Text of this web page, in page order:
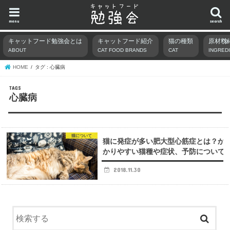
search
menu
キャットフード勉強会とは
ABOUT
キャットフード紹介
CAT FOOD BRANDS
猫の種類
CAT
原材料
HOME タグ : 心臓病
心臓病
猫について
猫に発症が多い肥大型心筋症とは？か
かりやすい猫種や症状、予防について
2018.11.30